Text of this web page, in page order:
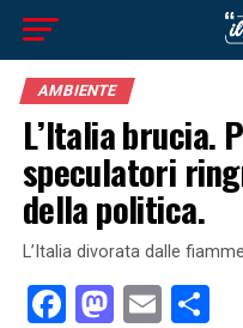
AMBIENTE
L’Italia brucia.
speculatori
della politica.
L’Italia divorata dalle
Facebook
Email